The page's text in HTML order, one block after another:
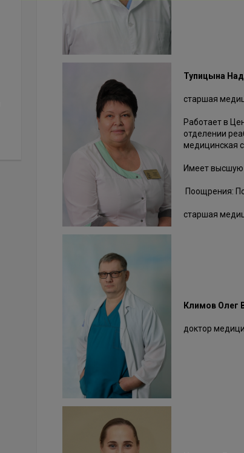
Тупицына
старшая
Работает в
отделении
медицинская
Имеет высшую
Поощрения:
старшая
Климов Олег
доктор